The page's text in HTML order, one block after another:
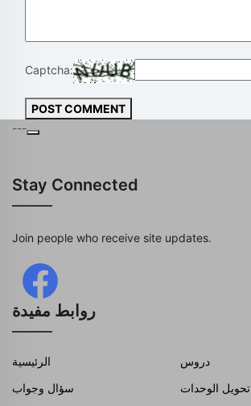
Captcha:
POST COMMENT
---
Stay Connected
Join people who receive site updates.
روابط مفيدة
الرئيسية
دروس
سؤال وجواب
تحويل الوحدات